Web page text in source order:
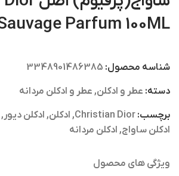
Parfum 100ML
شناسه محصول: 3348901486385
دسته: عطر و ادکلن, عطر و ادکلن مردانه
برچسب: Christian Dior
, ادکلن, ادکلن دیور ,
ادکلن ساواج, ادکلن مردانه
ویژگی های محصول